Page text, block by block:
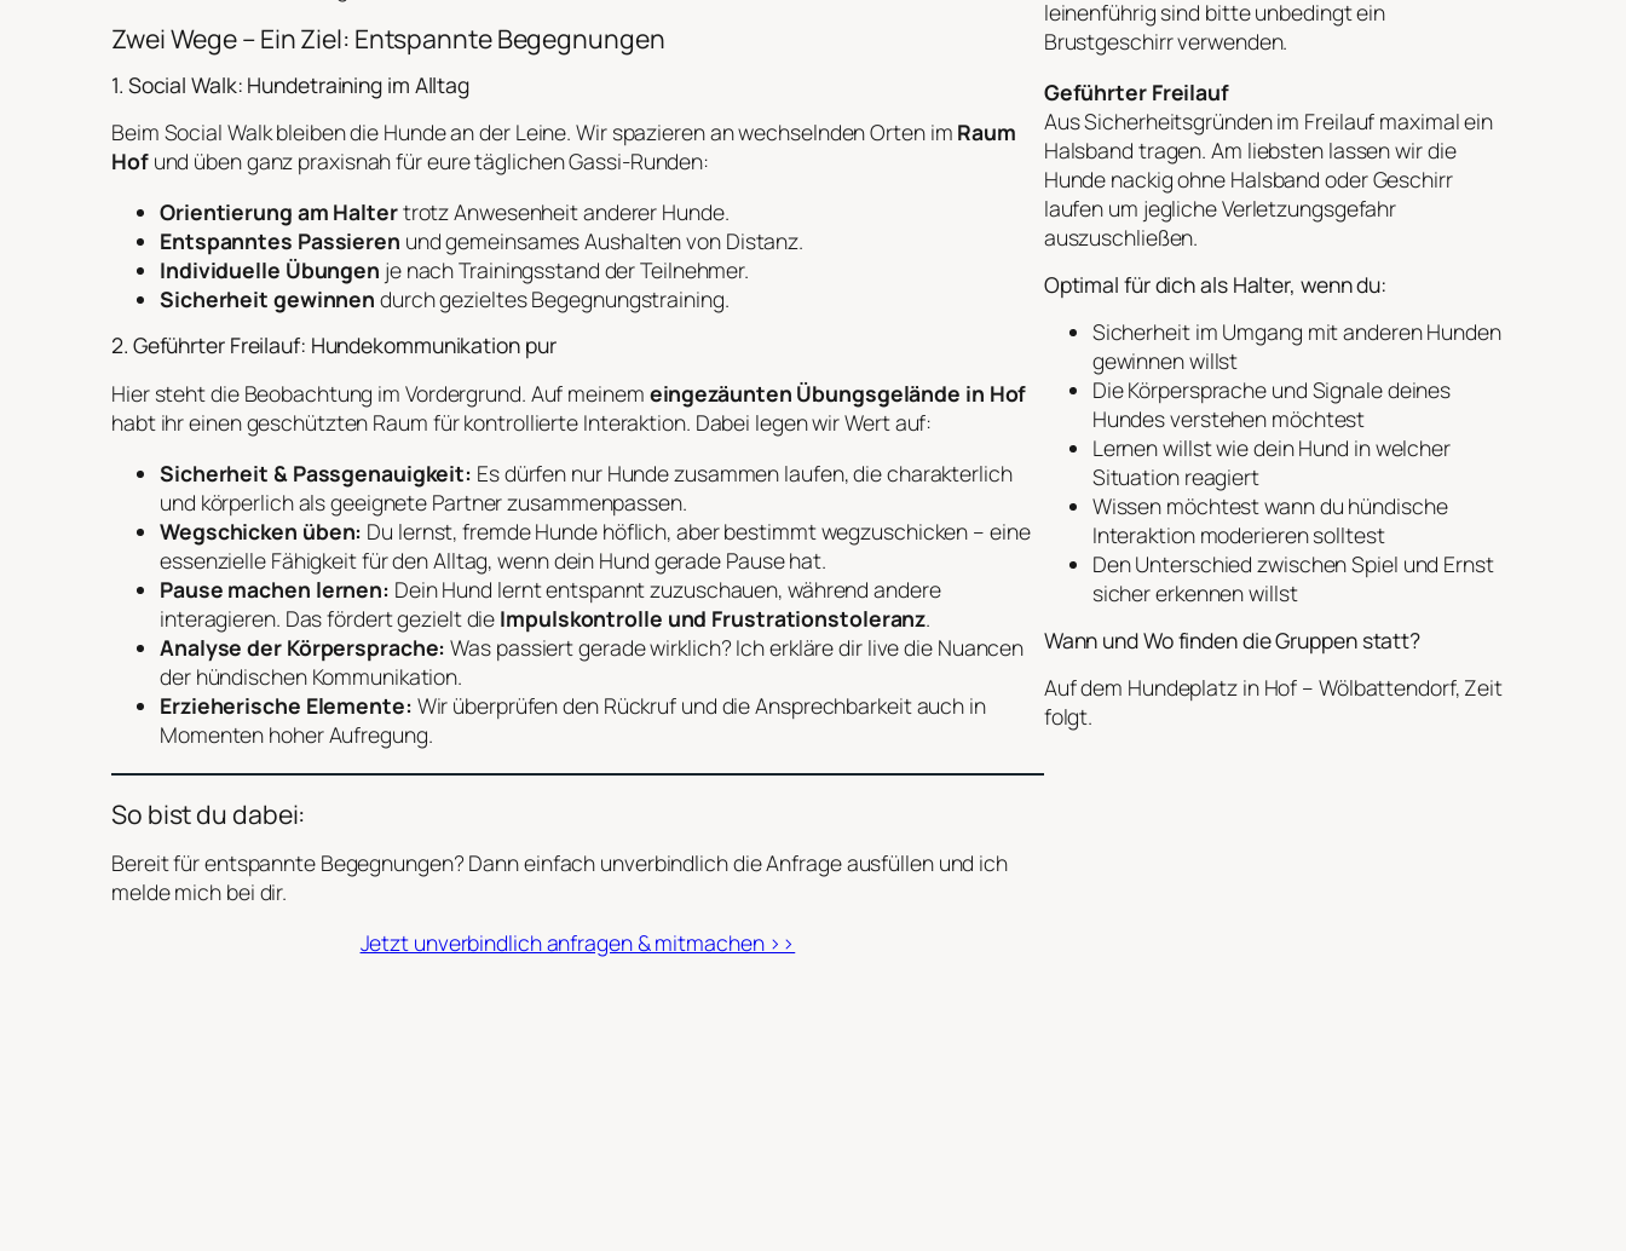
Zwei Wege – Ein Ziel: Entspannte Begegnungen
1. Social Walk: Hundetraining im Alltag
Beim Social Walk bleiben die Hunde an der Leine. Wir spazieren an wechselnden Orten im Raum
Hofund üben ganz praxisnah für eure täglichen Gassi-Runden:
Orientierung am Haltertrotz Anwesenheit anderer Hunde.
Entspanntes Passieren und gemeinsames Aushalten von Distanz.
Individuelle Übungen je nach Trainingsstand der Teilnehmer.
Sicherheit gewinnen durch gezieltes Begegnungstraining.
2. Geführter Freilauf: Hundekommunikation pur
Hier steht die Beobachtung im Vordergrund. Auf meinem eingezäunten Übungsgelände in Hof
habt ihr einen geschützten Raum für kontrollierte Interaktion. Dabei legen wir Wert auf:
Sicherheit & Passgenauigkeit: Es dürfen nur Hunde zusammen laufen, die charakterlich
und körperlich als geeignete Partner zusammenpassen.
Wegschicken üben: Du lernst, fremde Hunde höflich, aber bestimmt wegzuschicken – eine
essenzielle Fähigkeit für den Alltag, wenn dein Hund gerade Pause hat.
Pause machen lernen: Dein Hund lernt entspannt zuzuschauen, während andere
interagieren. Das fördert gezielt die Impulskontrolle und Frustrationstoleranz.
Analyse der Körpersprache: Was passiert gerade wirklich? Ich erkläre dir live die Nuancen
der hündischen Kommunikation.
Erzieherische Elemente: Wir überprüfen den Rückruf und die Ansprechbarkeit auch in
Momenten hoher Aufregung.
So bist du dabei:
Bereit für entspannte Begegnungen? Dann einfach unverbindlich die Anfrage ausfüllen und ich
melde mich bei dir.
Jetzt unverbindlich anfragen & mitmachen >>
leinenführig sind bitte unbedingt ein
Brustgeschirr verwenden.
Geführter Freilauf
Aus Sicherheitsgründen im Freilauf maximal ein
Halsband tragen. Am liebsten lassen wir die
Hunde nackig ohne Halsband oder Geschirr
laufen um jegliche Verletzungsgefahr
auszuschließen.
Optimal für dich als Halter, wenn du:
Sicherheit im Umgang mit anderen Hunden
gewinnen willst
Die Körpersprache und Signale deines
Hundes verstehen möchtest
Lernen willst wie dein Hund in welcher
Situation reagiert
Wissen möchtest wann du hündische
Interaktion moderieren solltest
Den Unterschied zwischen Spiel und Ernst
sicher erkennen willst
Wann und Wo finden die Gruppen statt?
Auf dem Hundeplatz in Hof – Wölbattendorf, Zeit
folgt.